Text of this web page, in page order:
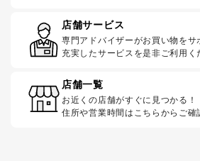
店舗サービス
専門アドバイザーがお買い物をサ
充実したサービスを是非ご利用く
店舗一覧
お近くの店舗がすぐに見つかる！
住所や営業時間はこちらからご確